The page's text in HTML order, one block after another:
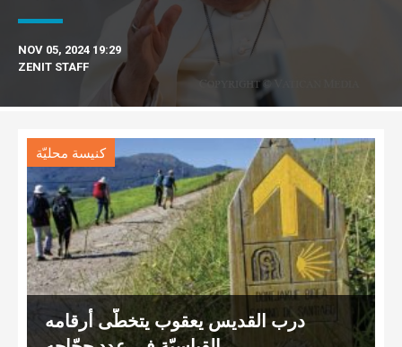
NOV 05, 2024 19:29
ZENIT STAFF
كنيسة محليّة
درب القديس يعقوب يتخطّى أرقامه